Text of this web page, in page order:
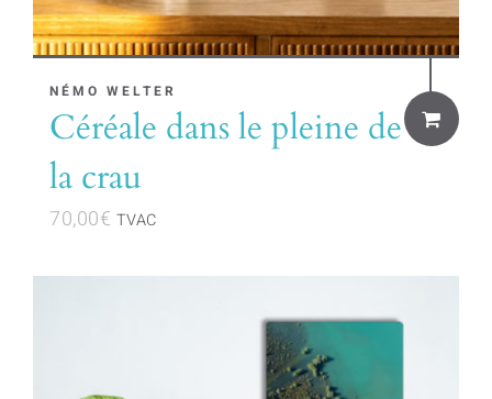
NÉMO WELTER
Céréale dans le pleine de
la crau
70,00€ TVAC